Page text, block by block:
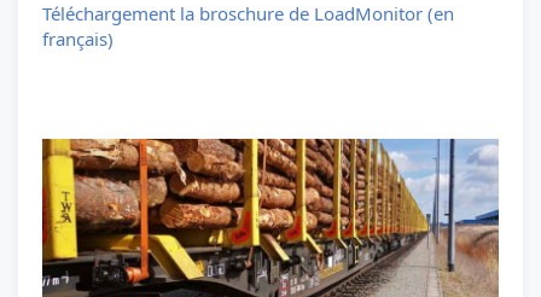
Téléchargement la broschure de LoadMonitor (en
français)